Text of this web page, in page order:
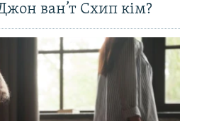
ван’т Схип кім?